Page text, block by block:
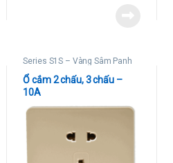
Series S1S – Vàng Sâm Panh
Ổ cắm 2 chấu, 3 chấu –
10A